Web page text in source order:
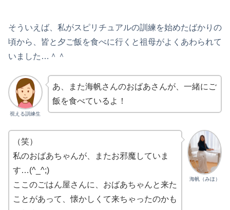
そういえば、私がスピリチュアルの訓練を始めたばかりの
頃から、皆と夕ご飯を食べに行くと祖母がよくあわられて
いました…＾＾
視える訓練生
あ、また海帆さんのおばあさんが、一緒にご
飯を食べているよ！
海帆（みほ）
（笑）
私のおばあちゃんが、またお邪魔していま
す…(^_^;)
ここのごはん屋さんに、おばあちゃんと来た
ことがあって、懐かしくて来ちゃったのかも